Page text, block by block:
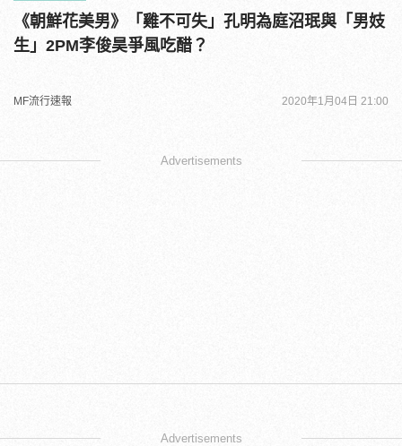
《朝鮮花美男》「雞不可失」孔明為庭沼珉與「男妓
生」2PM李俊昊爭風吃醋？
MF流行速報 2020年1月04日 21:00
Advertisements
Advertisements